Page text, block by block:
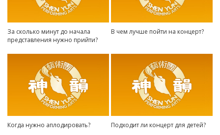
За сколько минут до начала
представления нужно прийти?
В чем лучше пойти на концерт?
Когда нужно аплодировать? Подходит ли концерт для детей?